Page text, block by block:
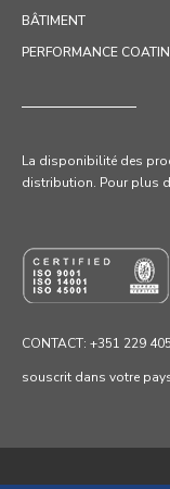
BÂTIMENT
PERFORMANCE
La disponibilité des
distribution. Pour plus
CONTACT: +351 229
souscrit dans votre